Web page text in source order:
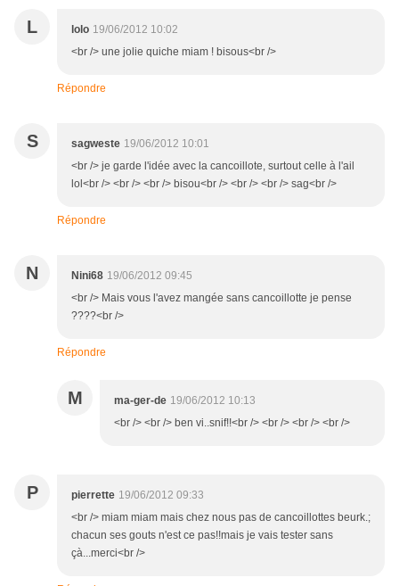
L lolo 19/06/2012 10:02
<br /> une jolie quiche miam ! bisous<br />
Répondre
S sagweste 19/06/2012 10:01
<br /> je garde l'idée avec la cancoillote, surtout celle à l'ail
lol<br /> <br /> <br /> bisou<br /> <br /> <br /> sag<br />
Répondre
N Nini68 19/06/2012 09:45
<br /> Mais vous l'avez mangée sans cancoillotte je pense
????<br />
Répondre
M ma-ger-de 19/06/2012 10:13
<br /> <br /> ben vi..snif!!<br /> <br /> <br /> <br />
P pierrette 19/06/2012 09:33
<br /> miam miam mais chez nous pas de cancoillottes beurk.;
chacun ses gouts n'est ce pas!!mais je vais tester sans
çà...merci<br />